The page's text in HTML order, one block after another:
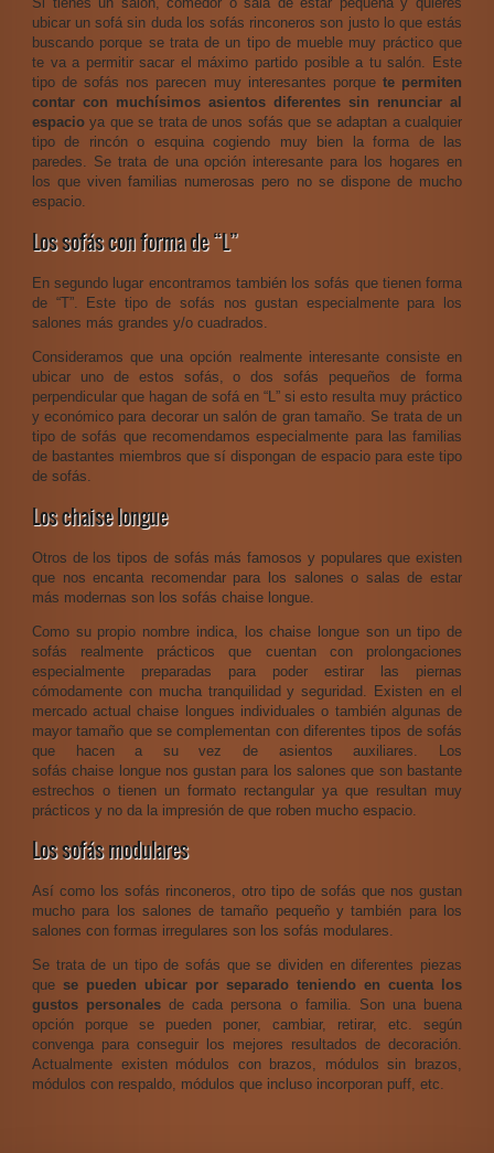
ubicar un sofá sin duda los sofás rinconeros son justo lo que estás
buscando porque se trata de un tipo de mueble muy práctico que
te va a permitir sacar el máximo partido posible a tu salón. Este
tipo de sofás nos parecen muy interesantes porque te permiten
contar con muchísimos asientos diferentes sin renunciar al
espacioya que se trata de unos sofás que se adaptan a cualquier
tipo de rincón o esquina cogiendo muy bien la forma de las
paredes. Se trata de una opción interesante para los hogares en
los que viven familias numerosas pero no se dispone de mucho
espacio.
Los sofás con forma de “L”
En segundo lugar encontramos también los sofás que tienen forma
de “T”. Este tipo de sofás nos gustan especialmente para los
salones más grandes y/o cuadrados.
Consideramos que una opción realmente interesante consiste en
ubicar uno de estos sofás, o dos sofás pequeños de forma
perpendicular que hagan de sofá en “L” si esto resulta muy práctico
y económico para decorar un salón de gran tamaño. Se trata de un
tipo de sofás que recomendamos especialmente para las familias
de bastantes miembros que sí dispongan de espacio para este tipo
de sofás.
Los chaise longue
Otros de los tipos de sofás más famosos y populares que existen
que nos encanta recomendar para los salones o salas de estar
más modernas son los sofás chaise longue.
Como su propio nombre indica, los chaise longue son un tipo de
sofás realmente prácticos que cuentan con prolongaciones
especialmente preparadas para poder estirar las piernas
cómodamente con mucha tranquilidad y seguridad. Existen en el
mercado actual chaise longues individuales o también algunas de
mayor tamaño que se complementan con diferentes tipos de sofás
que hacen a su vez de asientos auxiliares. Los
sofás chaise longue nos gustan para los salones que son bastante
estrechos o tienen un formato rectangular ya que resultan muy
prácticos y no da la impresión de que roben mucho espacio.
Los sofás modulares
Así como los sofás rinconeros, otro tipo de sofás que nos gustan
mucho para los salones de tamaño pequeño y también para los
salones con formas irregulares son los sofás modulares.
Se trata de un tipo de sofás que se dividen en diferentes piezas
que se pueden ubicar por separado teniendo en cuenta los
gustos personales de cada persona o familia. Son una buena
opción porque se pueden poner, cambiar, retirar, etc. según
convenga para conseguir los mejores resultados de decoración.
Actualmente existen módulos con brazos, módulos sin brazos,
módulos con respaldo, módulos que incluso incorporan puff, etc.